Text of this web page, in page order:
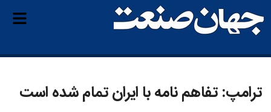
ترامپ: تفاهم نامه با ایران تمام شده است